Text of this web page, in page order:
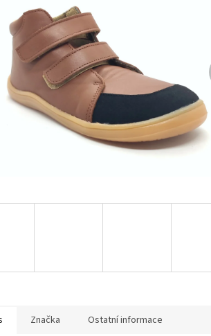
Značka Ostatní informace